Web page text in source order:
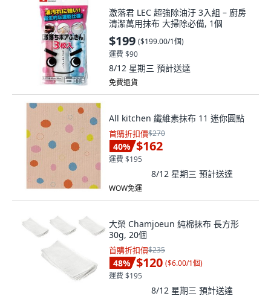
激落君 LEC 超強除油汙 3入組 – 廚房
清潔萬用抹布 大掃除必備, 1個
$199 ($199.00/1個)
運費 $90
8/12 星期三 預計送達
免費退貨
All kitchen 纖維素抹布 11 迷你圓點
首購折扣價$270
40% $162
運費 $195
8/12 星期三 預計送達
WOW免運
大榮 Chamjoeun 純棉抹布 長方形
30g, 20個
首購折扣價$235
48% $120 ($6.00/1個)
運費 $195
8/12 星期三 預計送達